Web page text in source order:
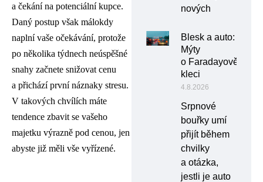
a čekání na potenciální kupce.
Daný postup však málokdy
naplní vaše očekávání, protože
po několika týdnech neúspěšné
snahy začnete snižovat cenu
a přichází první náznaky stresu.
V takových chvílích máte
tendence zbavit se vašeho
majetku výrazně pod cenou, jen
abyste již měli vše vyřízené.
nových
Blesk a auto:
Mýty
o Faradayově
kleci
4.8.2026
Srpnové
bouřky umí
přijít během
chvilky
a otázka,
jestli je auto